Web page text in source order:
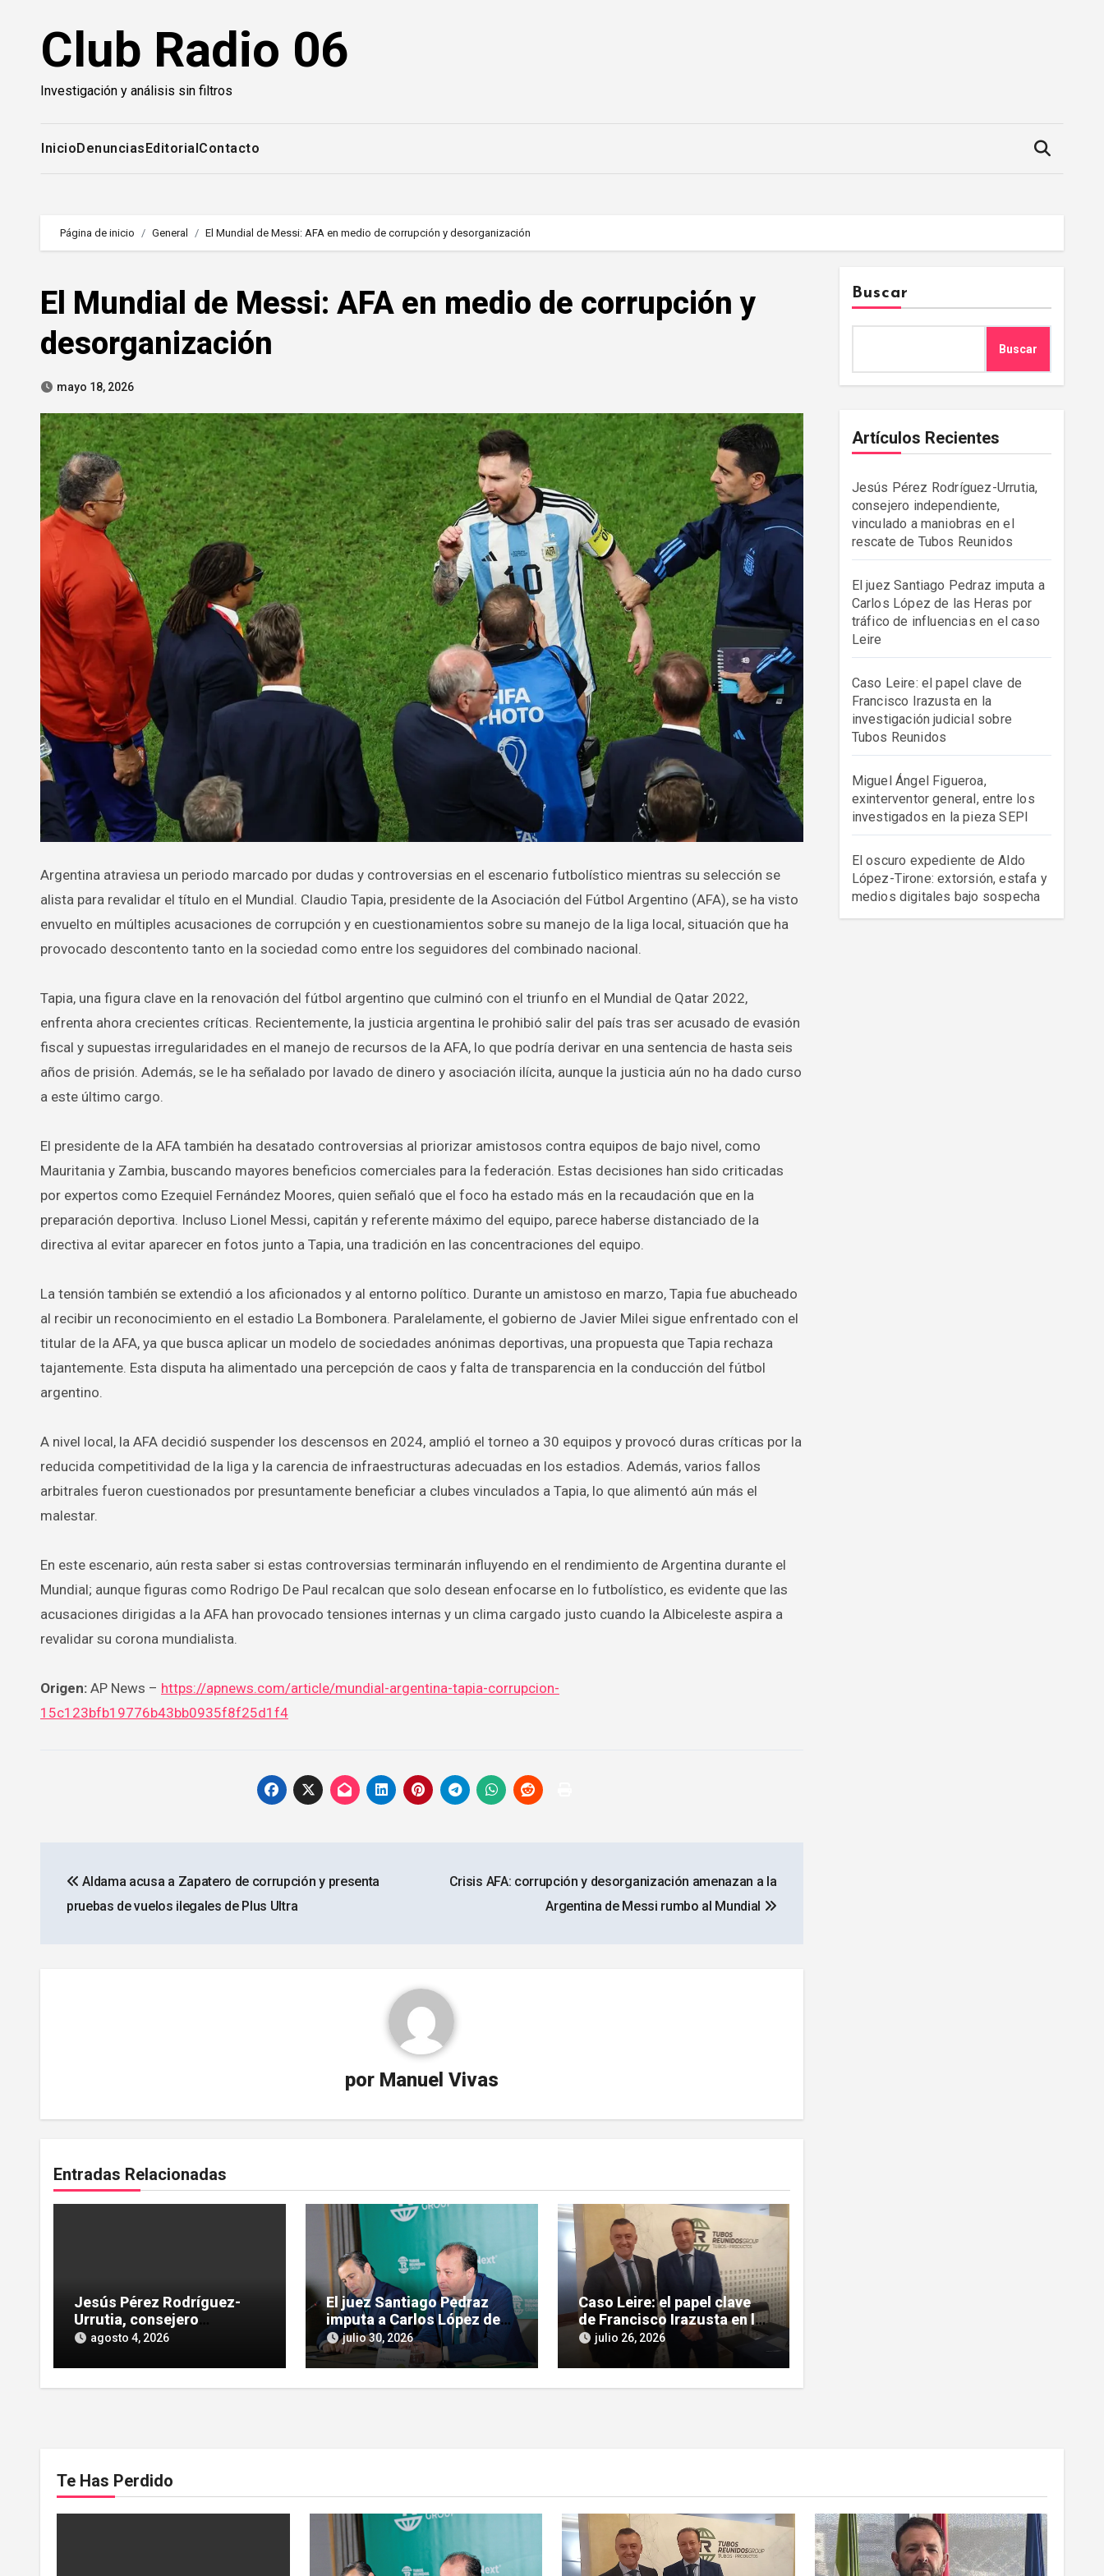
contenidoClub Radio 06
Investigación y análisis sin filtros
InicioDenunciasEditorialContacto
Página de inicio General El Mundial de Messi: AFA en medio de corrupción y desorganización
El Mundial de Messi: AFA en medio de corrupción y
desorganización
mayo 18, 2026
Argentina atraviesa un periodo marcado por dudas y controversias en el escenario futbolístico mientras su selección se
alista para revalidar el título en el Mundial. Claudio Tapia, presidente de la Asociación del Fútbol Argentino (AFA), se ha visto
envuelto en múltiples acusaciones de corrupción y en cuestionamientos sobre su manejo de la liga local, situación que ha
provocado descontento tanto en la sociedad como entre los seguidores del combinado nacional.
Tapia, una figura clave en la renovación del fútbol argentino que culminó con el triunfo en el Mundial de Qatar 2022,
enfrenta ahora crecientes críticas. Recientemente, la justicia argentina le prohibió salir del país tras ser acusado de evasión
fiscal y supuestas irregularidades en el manejo de recursos de la AFA, lo que podría derivar en una sentencia de hasta seis
años de prisión. Además, se le ha señalado por lavado de dinero y asociación ilícita, aunque la justicia aún no ha dado curso
a este último cargo.
El presidente de la AFA también ha desatado controversias al priorizar amistosos contra equipos de bajo nivel, como
Mauritania y Zambia, buscando mayores beneficios comerciales para la federación. Estas decisiones han sido criticadas
por expertos como Ezequiel Fernández Moores, quien señaló que el foco ha estado más en la recaudación que en la
preparación deportiva. Incluso Lionel Messi, capitán y referente máximo del equipo, parece haberse distanciado de la
directiva al evitar aparecer en fotos junto a Tapia, una tradición en las concentraciones del equipo.
La tensión también se extendió a los aficionados y al entorno político. Durante un amistoso en marzo, Tapia fue abucheado
al recibir un reconocimiento en el estadio La Bombonera. Paralelamente, el gobierno de Javier Milei sigue enfrentado con el
titular de la AFA, ya que busca aplicar un modelo de sociedades anónimas deportivas, una propuesta que Tapia rechaza
tajantemente. Esta disputa ha alimentado una percepción de caos y falta de transparencia en la conducción del fútbol
argentino.
A nivel local, la AFA decidió suspender los descensos en 2024, amplió el torneo a 30 equipos y provocó duras críticas por la
reducida competitividad de la liga y la carencia de infraestructuras adecuadas en los estadios. Además, varios fallos
arbitrales fueron cuestionados por presuntamente beneficiar a clubes vinculados a Tapia, lo que alimentó aún más el
malestar.
En este escenario, aún resta saber si estas controversias terminarán influyendo en el rendimiento de Argentina durante el
Mundial; aunque figuras como Rodrigo De Paul recalcan que solo desean enfocarse en lo futbolístico, es evidente que las
acusaciones dirigidas a la AFA han provocado tensiones internas y un clima cargado justo cuando la Albiceleste aspira a
revalidar su corona mundialista.
Origen: AP News – https://apnews.com/article/mundial-argentina-tapia-corrupcion-
15c123bfb19776b43bb0935f8f25d1f4
de
Aldama acusa a Zapatero de corrupción y presenta
pruebas de vuelos ilegales de Plus Ultra
Crisis AFA: corrupción y desorganización amenazan a la
Argentina de Messi rumbo al Mundial
por Manuel Vivas
Entradas Relacionadas
Jesús Pérez Rodríguez-
Urrutia, consejero
independiente, vinculado a
Tubos Reunidos
agosto 4, 2026
El juez Santiago Pedraz
imputa a Carlos López de
las Heras por tráfico de
influencias en el caso Leire
julio 30, 2026
Caso Leire: el papel clave
de Francisco Irazusta en la
investigación judicial sobre
Tubos Reunidos
julio 26, 2026
Buscar
Buscar
Artículos Recientes
Jesús Pérez Rodríguez-Urrutia,
consejero independiente,
vinculado a maniobras en el
rescate de Tubos Reunidos
El juez Santiago Pedraz imputa a
Carlos López de las Heras por
tráfico de influencias en el caso
Leire
Caso Leire: el papel clave de
Francisco Irazusta en la
investigación judicial sobre
Tubos Reunidos
Miguel Ángel Figueroa,
exinterventor general, entre los
investigados en la pieza SEPI
El oscuro expediente de Aldo
López-Tirone: extorsión, estafa y
medios digitales bajo sospecha
Te Has Perdido